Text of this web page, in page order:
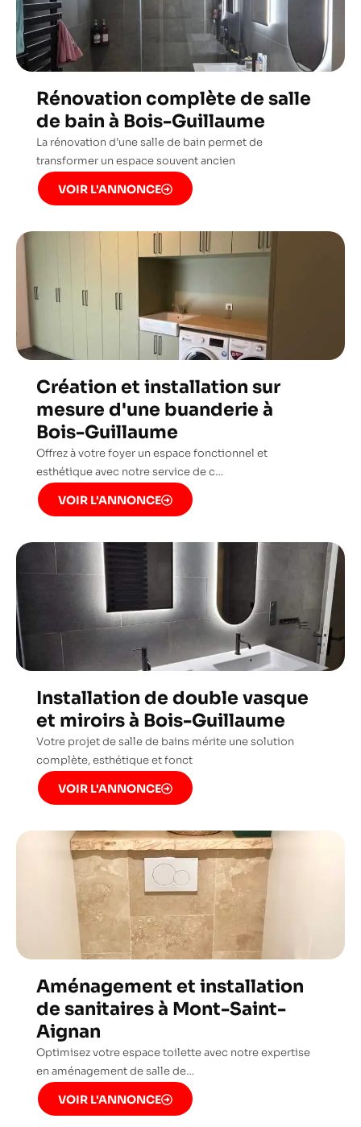
Rénovation complète de salle
de bain à Bois-Guillaume
La rénovation d’une salle de bain permet de
transformer un espace souvent ancien
VOIR L'ANNONCE
Création et installation sur
mesure d'une buanderie à
Bois-Guillaume
Offrez à votre foyer un espace fonctionnel et
esthétique avec notre service de c…
VOIR L'ANNONCE
Installation de double vasque
et miroirs à Bois-Guillaume
Votre projet de salle de bains mérite une solution
complète, esthétique et fonct
VOIR L'ANNONCE
Aménagement et installation
de sanitaires à Mont-Saint-
Aignan
Optimisez votre espace toilette avec notre expertise
en aménagement de salle de…
VOIR L'ANNONCE